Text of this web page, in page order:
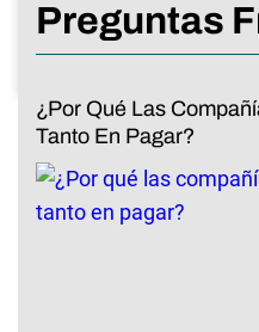
Preguntas
¿Por Qué Las
Tanto En Pagar?